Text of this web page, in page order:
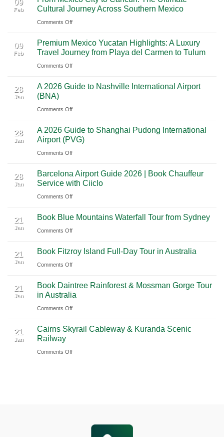
From
Las
A
Scenic
Road
Through
National
09
Feb
Cultural Journey Across Southern Mexico
Comments Offon
Mexico
City
to
The
Cultural
Across
Southern
Mexico
09
Feb
Premium Mexico Yucatan Highlights: A Luxury
Travel Journey from Playa del Carmen to Tulum
Comments Offon
Mexico
Highlights:
Luxury
Travel
Journey
Playa
del
Carmen
Tulum
28
Jan
A 2026 Guide to Nashville International Airport
(BNA)
Comments Offon
2026
Guide
to
International
Airport
(BNA)
28
Jan
A 2026 Guide to Shanghai Pudong International
Airport (PVG)
Comments Offon
2026
Guide
to
Pudong
International
(PVG)
28
Jan
Barcelona Airport Guide 2026 | Book Chauffeur
Service with Ciiclo
Comments Offon
Airport
Guide
|
Book
Service
with
Ciiclo
21
Jan
Book Blue Mountains Waterfall Tour from Sydney
Comments Offon
Blue
Mountains
Tour
from
Sydney
21
Jan
Book Fitzroy Island Full-Day Tour in Australia
Comments Offon
Fitzroy
Island
Full-
Tour
Australia
21
Jan
Book Daintree Rainforest & Mossman Gorge Tour
in Australia
Comments Offon
Daintree
&
21
Jan
Cairns Skyrail Cableway & Kuranda Scenic
Railway
Comments Offon